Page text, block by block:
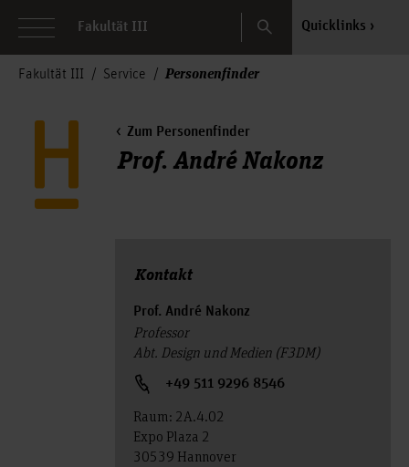
Fakultät III Search Quicklinks
Fakultät III Service Personenfinder
Zum Personenfinder
Prof. André Nakonz
Kontakt
Prof. André Nakonz
Professor
Abt. Design und Medien (F3DM)
+49 511 9296 8546
Raum: 2A.4.02
Expo Plaza 2
30539 Hannover